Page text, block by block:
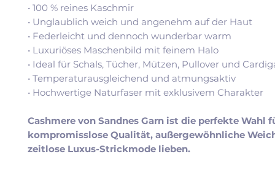
• 100 % reines Kaschmir
• Unglaublich weich und angenehm auf der Haut
• Federleicht und dennoch wunderbar warm
• Luxuriöses Maschenbild mit feinem Halo
• Ideal für Schals, Tücher, Mützen, Pullover und
• Temperaturausgleichend und atmungsaktiv
• Hochwertige Naturfaser mit exklusivem Charakter
Cashmere von Sandnes Garn ist die perfekte Wahl
kompromisslose Qualität, außergewöhnliche
zeitlose Luxus-Strickmode lieben.